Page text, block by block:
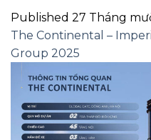
Published 27 Tháng
The Continental –
Group 2025